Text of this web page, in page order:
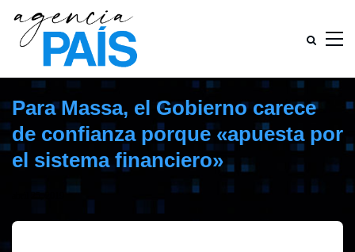
Para Massa, el Gobierno carece
de confianza porque «apuesta por
el sistema financiero»